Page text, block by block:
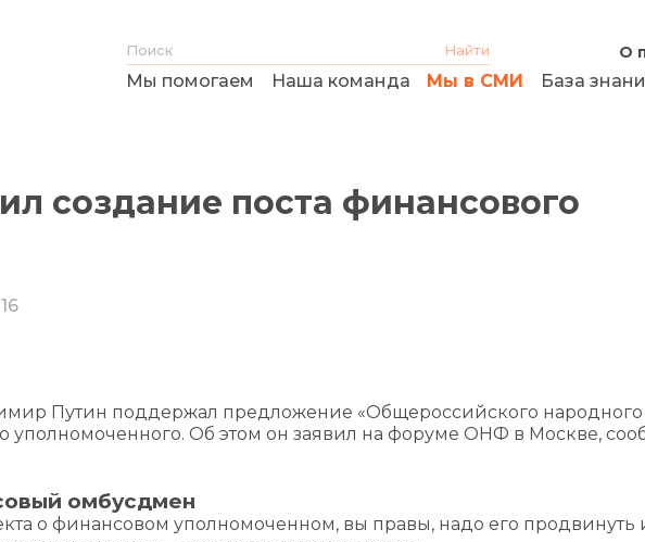
О
Мы помогаем Наша команда Мы в СМИ База
создание поста финансового
Путин поддержал предложение «Общероссийского народного
уполномоченного. Об этом он заявил на форуме ОНФ в Москве,
омбусдмен
о финансовом уполномоченном, вы правы, надо его продвинуть